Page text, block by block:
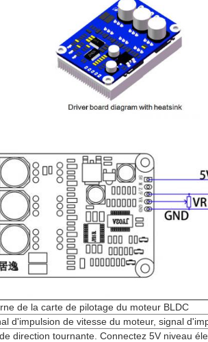
de la carte de pilotage du moteur BLDC
d'impulsion de vitesse du moteur, signal
direction tournante. Connectez 5V niveau